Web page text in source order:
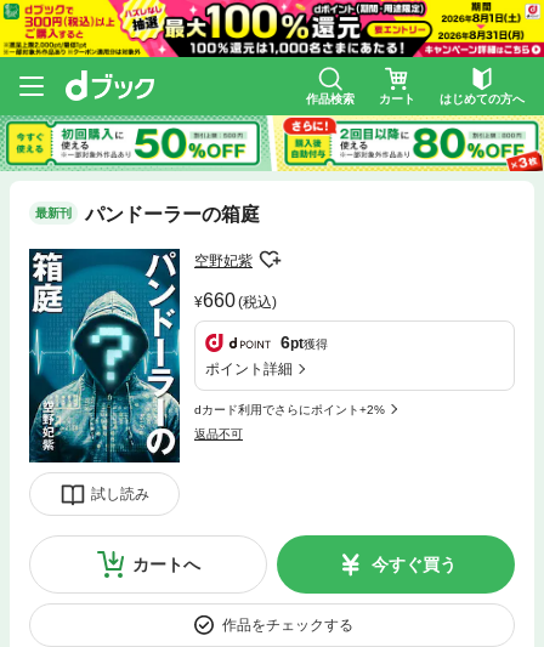
作品検索 カート はじめての方へ
最新刊 パンドーラーの箱庭
試し読み
空野妃紫
660(税込)
6pt獲得
ポイント詳細
dカード利用でさらにポイント+2%
返品不可
カートへ 今すぐ買う
作品をチェックする